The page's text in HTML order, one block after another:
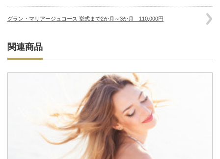
グラン・マリアージュコース 挙式まで2か月～3か月 110,000円
関連商品